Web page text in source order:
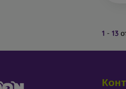
1 - 13